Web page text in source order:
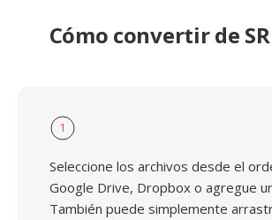
Cómo convertir de
1
Seleccione los archivos desde el
Google Drive, Dropbox o agregue
También puede simplemente